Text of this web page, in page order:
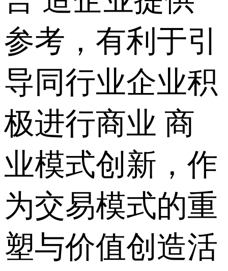
参考，有利于引
导同行业企业积
极进行商业 商
业模式创新，作
为交易模式的重
塑与价值创造活